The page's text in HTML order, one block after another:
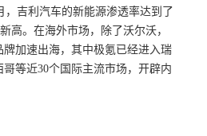
，吉利汽车的新能源渗透率达到了
高。在海外市场，除了沃尔沃，
加速出海，其中极氪已经进入瑞
等近30个国际主流市场，开辟内